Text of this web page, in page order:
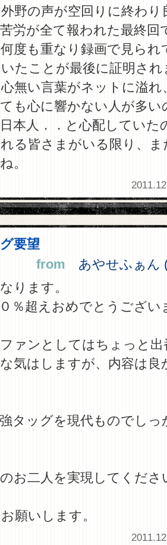
野の声が空回りに終わり
労が全て報われた最終回
度も重なり録画で見られ
たことが最後に証明さ
無い言葉がネットに溢れ
も心に響かない人が多い
本人．．と心配していた
る皆さまがいる限り、ま
。
要望
from あやせふぁん
ります。
％超えおめでとうござい
ァンとしてはちょっと出
気はしますが、内容は良
タッグを現代ものでしっ
お二人を実現してくださ
願いします。